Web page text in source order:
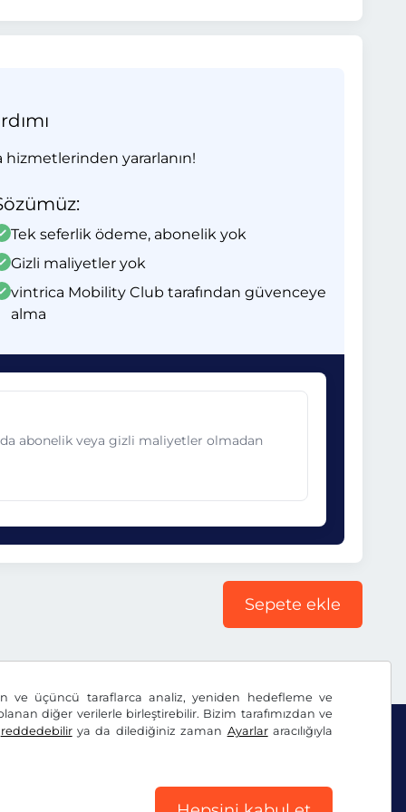
ve üçüncü taraflarca analiz, yeniden hedefleme ve
diğer verilerle birleştirebilir. Bizim tarafımızdan ve
reddedebilirya da dilediğiniz zaman Ayarlararacılığıyla
yararlanın!
Tek seferlik ödeme, abonelik yok
Gizli maliyetler yok
vintrica Mobility Club tarafından güvenceye
alma
abonelik veya gizli maliyetler olmadan
Sepete ekle